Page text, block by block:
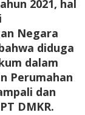
2021, hal
Negara
diduga
dalam
Perumahan
dan
DMKR.